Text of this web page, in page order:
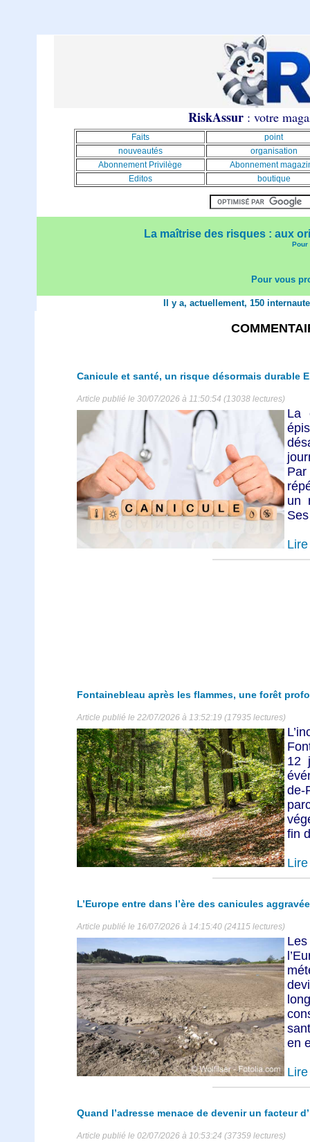
RiskAssur: votre
Faits
point
nouveautés
organisation
Abonnement Privilège
Abonnement
Editos
boutique
La maîtrise des risques : aux
Pour
Pour vous
Il y a, actuellement, 150
Canicule et santé, un risque désormais durable
Article publié le 30/07/2026 à 11:50:54 (13038 lectures)
La
un
Fontainebleau après les flammes, une forêt
Article publié le 22/07/2026 à 13:52:19 (17935 lectures)
12
fin
L’Europe entre dans l’ère des canicules
Article publié le 16/07/2026 à 14:15:40 (24115 lectures)
en
Quand l’adresse menace de devenir un facteur
Article publié le 02/07/2026 à 10:53:24 (37359 lectures)